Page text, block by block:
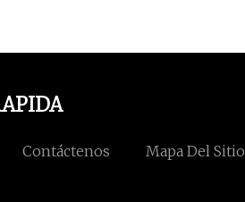
Contáctenos Mapa Del Sitio